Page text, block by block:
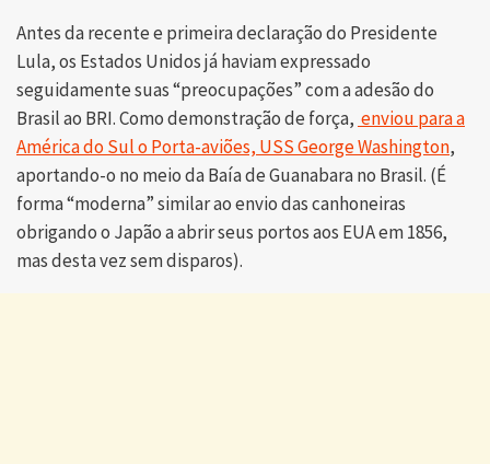
Antes da recente e primeira declaração do Presidente
Lula, os Estados Unidos já haviam expressado
seguidamente suas “preocupações” com a adesão do
Brasil ao BRI. Como demonstração de força, enviou para a
América do Sul o Porta-aviões, USS George Washington,
aportando-o no meio da Baía de Guanabara no Brasil. (É
forma “moderna” similar ao envio das canhoneiras
obrigando o Japão a abrir seus portos aos EUA em 1856,
mas desta vez sem disparos).